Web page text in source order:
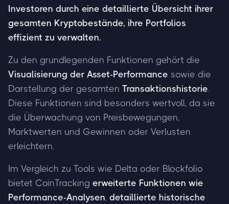
Investoren durch eine detaillierte Übersicht ihrer
gesamten Kryptobestände, ihre Portfolios
effizient zu verwalten.
Zu den grundlegenden Funktionen gehört die
Visualisierung der Asset-Performance sowie die
Darstellung der gesamten Transaktionshistorie.
Diese Funktionen sind besonders wertvoll, da sie
die Überwachung von Preisbewegungen,
Marktwerten und Gewinnen oder Verlusten
erleichtern.
Im Vergleich zu Tools wie Delta oder Blockfolio
bietet CoinTracking erweiterte Funktionen wie
Performance-Analysen, detaillierte historische